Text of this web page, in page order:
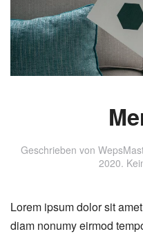
Geschrieben von
2020.
Lorem ipsum dolor sit
diam nonumy eirmod